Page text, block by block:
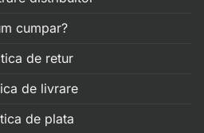
cumpar?
de retur
de livrare
de plata